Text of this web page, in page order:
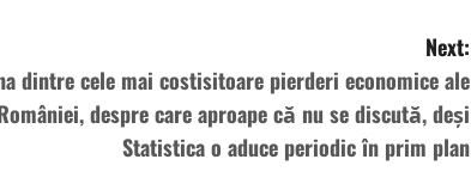
Next:
dintre cele mai costisitoare pierderi economice ale
despre care aproape că nu se discută, deși
Statistica o aduce periodic în prim plan